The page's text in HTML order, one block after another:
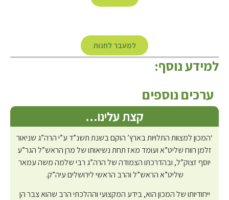
למעבר לחנות
למידע נוסף:
ערכים נוספים
קצת עלינו…
‘המכון למצוות התלויות בארץ’ הוקם בשנת תשנ”ד ע”י הרה”ג שניאור
זלמן רווח שליט”א ועומד מאז תחת נשיאותו של מרן הראש”ל הגר”ע
יוסף זצוק”ל, ובהדרכתו הצמודה של הרה”ג רבי שלמה משה עמאר
שליט”א הראש”ל והרב הראשי לירושלים עיה”ק.
ייחודיותו של המכון הוא, בידע המקצועי וההלכתי הרב שהוא צבר הן